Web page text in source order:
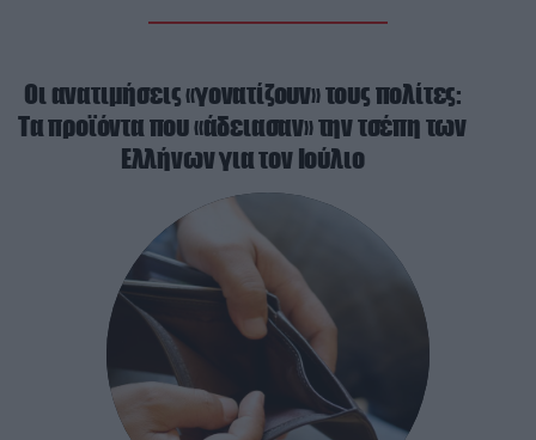
Οι ανατιμήσεις «γονατίζουν» τους πολίτες:
Τα προϊόντα που «άδειασαν» την τσέπη των
Ελλήνων για τον Ιούλιο